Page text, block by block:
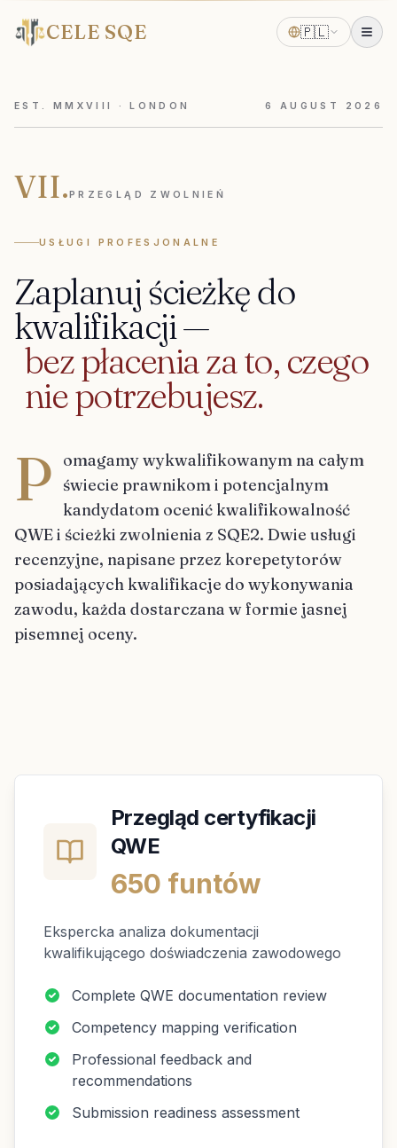
CELE SQE 🇵🇱
EST. MMXVIII · LONDON 6 AUGUST 2026
VII.PRZEGLĄD ZWOLNIEŃ
USŁUGI PROFESJONALNE
Zaplanuj ścieżkędo
kwalifikacji—
bezpłaceniazato, czego
niepotrzebujesz.
P
omagamy wykwalifikowanym na całym
świecie prawnikom i potencjalnym
kandydatom ocenić kwalifikowalność
QWE i ścieżki zwolnienia z SQE2. Dwie usługi
recenzyjne, napisane przez korepetytorów
posiadających kwalifikacje do wykonywania
zawodu, każda dostarczana w formie jasnej
pisemnej oceny.
Przegląd certyfikacji
QWE
650 funtów
Ekspercka analiza dokumentacji
kwalifikującego doświadczenia zawodowego
Complete QWE documentation review
Competency mapping verification
Professional feedback and
recommendations
Submission readiness assessment